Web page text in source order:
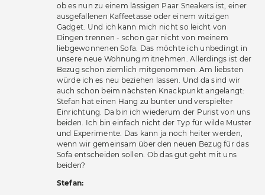
ob es nun zu einem lässigen Paar Sneakers ist, einer
ausgefallenen Kaffeetasse oder einem witzigen
Gadget. Und ich kann mich nicht so leicht von
Dingen trennen - schon gar nicht von meinem
liebgewonnenen Sofa. Das möchte ich unbedingt in
unsere neue Wohnung mitnehmen. Allerdings ist der
Bezug schon ziemlich mitgenommen. Am liebsten
würde ich es neu beziehen lassen. Und da sind wir
auch schon beim nächsten Knackpunkt angelangt:
Stefan hat einen Hang zu bunter und verspielter
Einrichtung. Da bin ich wiederum der Purist von uns
beiden. Ich bin einfach nicht der Typ für wilde Muster
und Experimente. Das kann ja noch heiter werden,
wenn wir gemeinsam über den neuen Bezug für das
Sofa entscheiden sollen. Ob das gut geht mit uns
beiden?
Stefan: